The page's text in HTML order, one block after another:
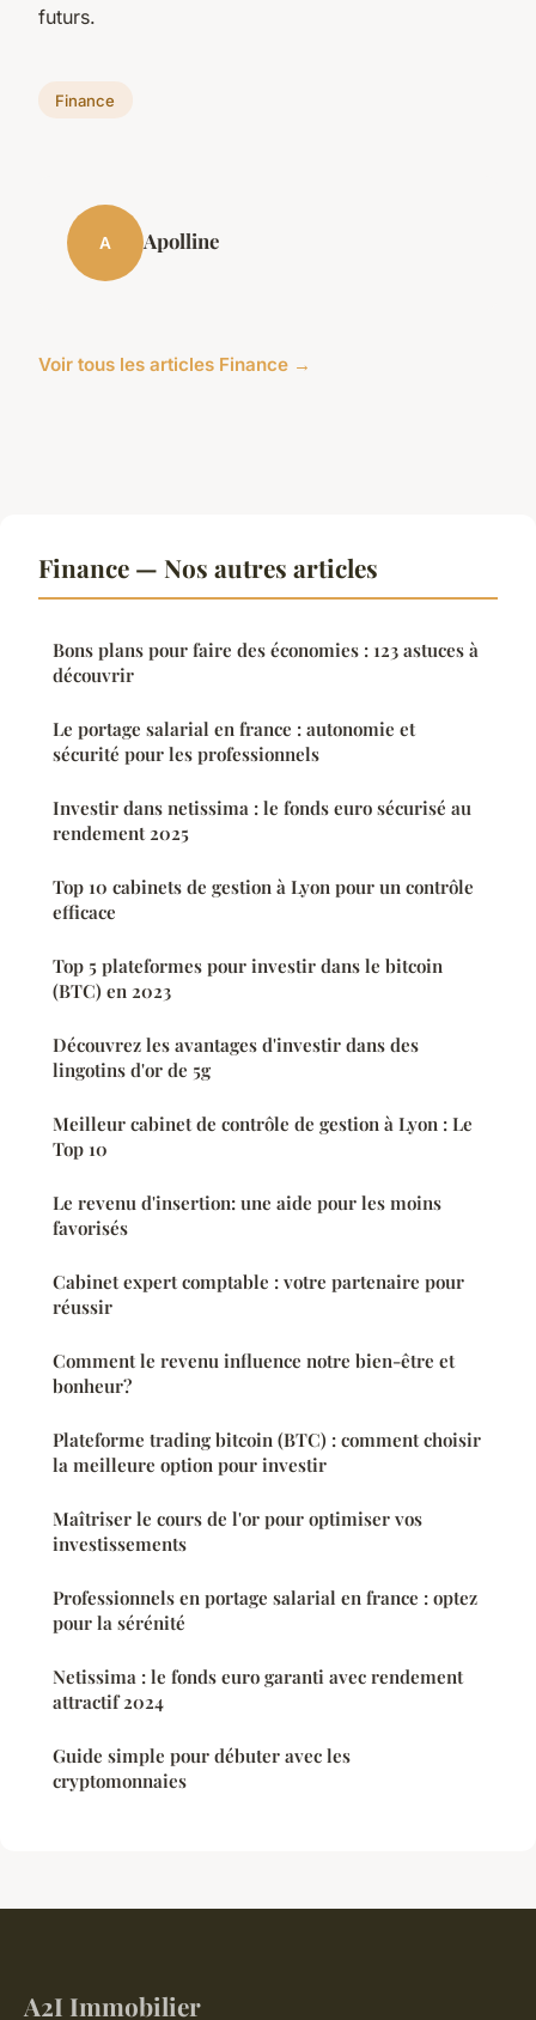
futurs.
Finance
A Apolline
Voir tous les articles Finance →
Finance — Nos autres articles
Bons plans pour faire des économies : 123 astuces à
découvrir
Le portage salarial en france : autonomie et
sécurité pour les professionnels
Investir dans netissima : le fonds euro sécurisé au
rendement 2025
Top 10 cabinets de gestion à Lyon pour un contrôle
efficace
Top 5 plateformes pour investir dans le bitcoin
(BTC) en 2023
Découvrez les avantages d'investir dans des
lingotins d'or de 5g
Meilleur cabinet de contrôle de gestion à Lyon : Le
Top 10
Le revenu d'insertion: une aide pour les moins
favorisés
Cabinet expert comptable : votre partenaire pour
réussir
Comment le revenu influence notre bien-être et
bonheur?
Plateforme trading bitcoin (BTC) : comment choisir
la meilleure option pour investir
Maîtriser le cours de l'or pour optimiser vos
investissements
Professionnels en portage salarial en france : optez
pour la sérénité
Netissima : le fonds euro garanti avec rendement
attractif 2024
Guide simple pour débuter avec les
cryptomonnaies
A2I Immobilier